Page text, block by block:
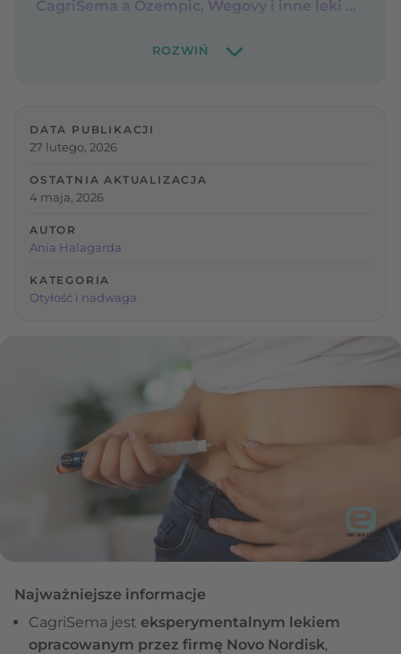
CagriSema a Ozempic, Wegovy i inne leki na otyłość
DATA PUBLIKACJI
27 lutego, 2026
OSTATNIA AKTUALIZACJA
4 maja, 2026
AUTOR
Ania Halagarda
KATEGORIA
Otyłość i nadwaga
Najważniejsze informacje
CagriSema jest eksperymentalnym lekiem
opracowanym przez firmę Novo Nordisk,